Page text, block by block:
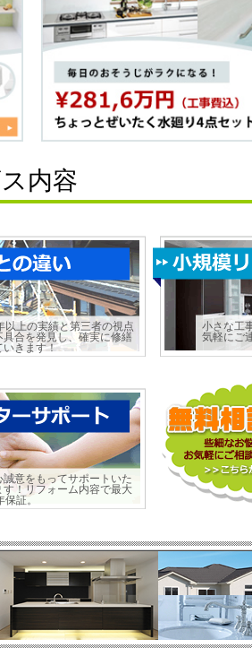
内容
以上の実績と第三者の視点
具合を発見し、確実に修繕
いきます！
小さな工
気軽にご
誠意をもってサポートいた
す！リフォーム内容で最大
保証。